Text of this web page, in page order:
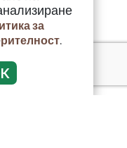
за
.